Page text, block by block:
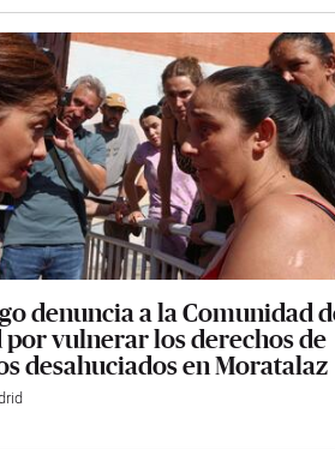
denuncia a la Comunidad
vulnerar los derechos de
desahuciados en Moratalaz